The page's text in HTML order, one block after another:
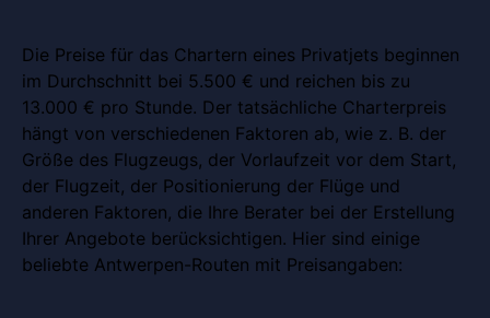
Die Preise für das Chartern eines Privatjets beginnen
im Durchschnitt bei 5.500 € und reichen bis zu
13.000 € pro Stunde. Der tatsächliche Charterpreis
hängt von verschiedenen Faktoren ab, wie z. B. der
Größe des Flugzeugs, der Vorlaufzeit vor dem Start,
der Flugzeit, der Positionierung der Flüge und
anderen Faktoren, die Ihre Berater bei der Erstellung
Ihrer Angebote berücksichtigen. Hier sind einige
beliebte Antwerpen-Routen mit Preisangaben: